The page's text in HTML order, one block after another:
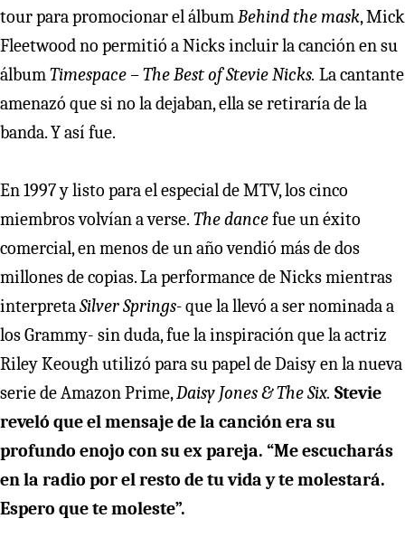
tour para promocionar el álbumBehind the mask, Mick
Fleetwood no permitió a Nicks incluir la canción en su
álbumTimespace – The Best of Stevie Nicks. La cantante
amenazó que si no la dejaban, ella se retiraría de la
banda. Y así fue.
En 1997 y listo para el especial de MTV, los cinco
miembros volvían a verse. The dancefue un éxito
comercial, en menos de un año vendió más de dos
millones de copias. La performance de Nicks mientras
interpretaSilver Springs-que la llevó a ser nominada a
los Grammy- sin duda, fue la inspiración que la actriz
Riley Keough utilizó para su papel de Daisy en la nueva
serie de Amazon Prime,Daisy Jones & The Six. Stevie
reveló que el mensaje de la canción era su
profundo enojo con su ex pareja. “Me escucharás
en la radio por el resto de tu vida y te molestará.
Espero que te moleste”.